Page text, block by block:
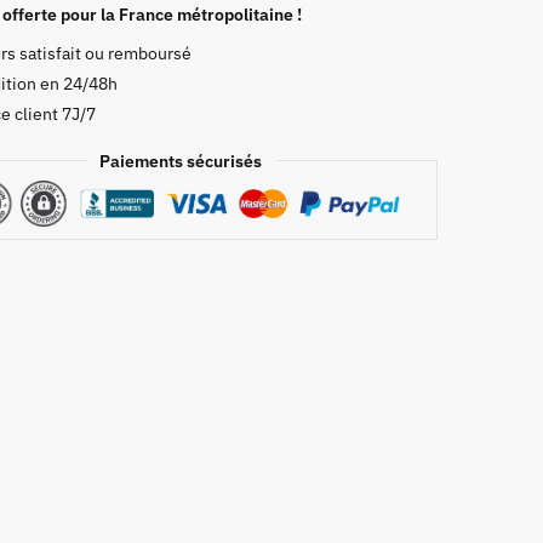
pour la France métropolitaine !
satisfait ou remboursé
en 24/48h
client 7J/7
Paiements sécurisés